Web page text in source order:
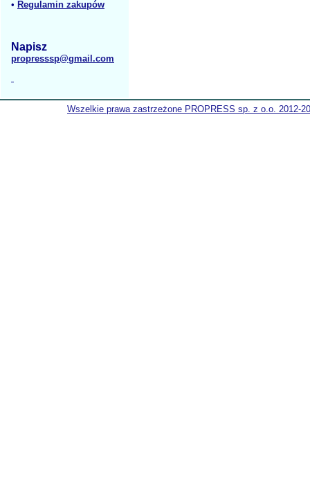
• Regulamin zakupów
Napisz
propresssp@gmail.com
Wszelkie prawa zastrzeżone PROPRESS sp. z o.o. 2012-